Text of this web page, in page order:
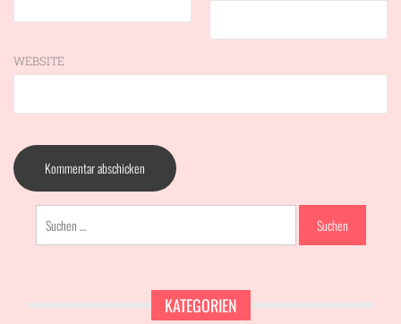
WEBSITE
Suchen
nach:
KATEGORIEN